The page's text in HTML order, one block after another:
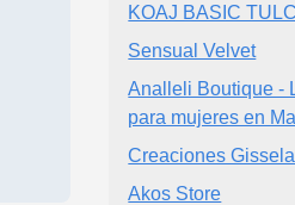
KOAJ BASIC
Sensual Velvet
Analleli Boutique -
para mujeres en
Creaciones
Akos Store